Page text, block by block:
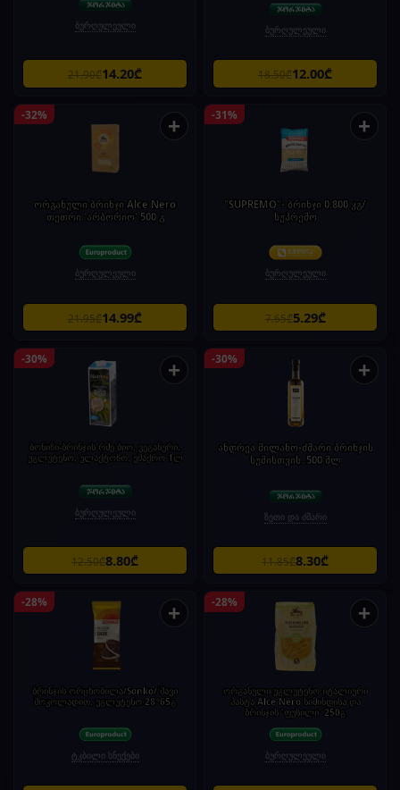
ბურღულეული
21.90₾14.20₾
ბურღულეული
18.50₾12.00₾
-32% +
ორგანული ბრინჯი Alce Nero
თეთრი 'არბორიო' 500 გ
ბურღულეული
21.95₾14.99₾
-31% +
"SUPREMO"- ბრინჯი 0.800 კგ/
სუპრემო
ბურღულეული
7.65₾5.29₾
-30% +
ბონიზი-ბრინჯის რძე ბიო, ვეგანური,
უგლუტენო, ულაქტოზო, უშაქრო 1ლ
ბურღულეული
12.50₾8.80₾
-30% +
ანდრეა მილანო-ძმარი ბრინჯის
სუშისთვის. 500 მლ
ზეთი და ძმარი
11.85₾8.30₾
-28% +
ბრინჯის ორცხობილა/Sonko/ შავი
შოკოლადით, უგლუტენო 28*65გ
ტკბილი სნექები
-28% +
ორგანული უგლუტენო იტალიური
პასტა Alce Nero სიმინდისა და
ბრინჯის 'ფუსილი' 250გ
ბურღულეული